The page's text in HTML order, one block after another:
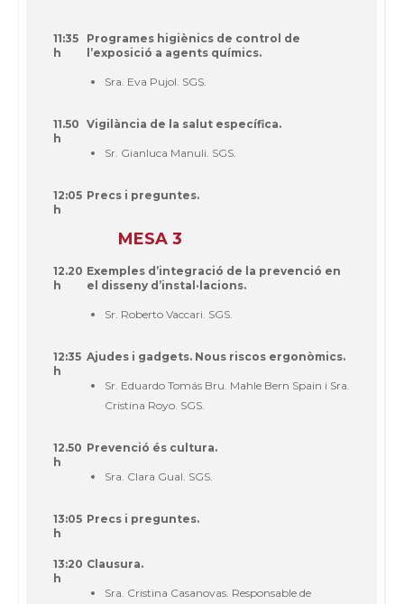
11:35
h
Programes higiènics de control de
l’exposició a agents químics.
Sra. Eva Pujol. SGS.
11.50
h
Vigilància de la salut específica.
Sr. Gianluca Manuli. SGS.
12:05
h
Precs i preguntes.
MESA 3
12.20
h
Exemples d’integració de la prevenció en
el disseny d’instal·lacions.
Sr. Roberto Vaccari. SGS.
12:35
h
Ajudes i gadgets. Nous riscos ergonòmics.
Sr. Eduardo Tomás Bru. Mahle Bern Spain i Sra.
Cristina Royo. SGS.
12.50
h
Prevenció és cultura.
Sra. Clara Gual. SGS.
13:05
h
Precs i preguntes.
13:20
h
Clausura.
Sra. Cristina Casanovas. Responsable de